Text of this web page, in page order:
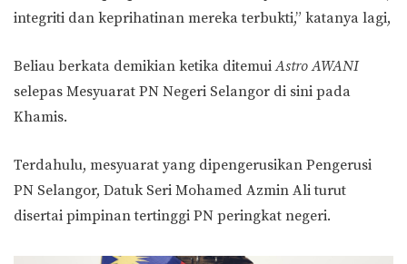
integriti dan keprihatinan mereka terbukti,” katanya lagi,
Beliau berkata demikian ketika ditemuiAstro AWANI
selepas Mesyuarat PN Negeri Selangor di sini pada
Khamis.
Terdahulu, mesyuarat yang dipengerusikan Pengerusi
PN Selangor, Datuk Seri Mohamed Azmin Ali turut
disertai pimpinan tertinggi PN peringkat negeri.